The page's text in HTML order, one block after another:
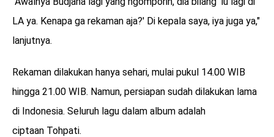
LA ya. Kenapa ga rekaman aja?' Di kepala saya, iya juga ya,"
lanjutnya.
Rekaman dilakukan hanya sehari, mulai pukul 14.00 WIB
hingga 21.00 WIB. Namun, persiapan sudah dilakukan lama
di Indonesia. Seluruh lagu dalam album adalah
ciptaan Tohpati.